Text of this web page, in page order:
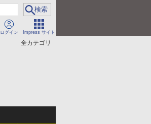
ログイン Impress サイト
全カテゴリ